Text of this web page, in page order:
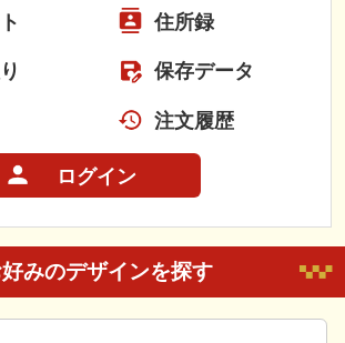
住所録
保存データ
注文履歴
ログイン
みのデザインを探す